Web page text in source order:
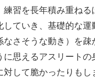
練習を長年積み重ねる
していき、基礎的な運
なさそうな動き）を疎
に思えるアスリートの
して脆かったりもし